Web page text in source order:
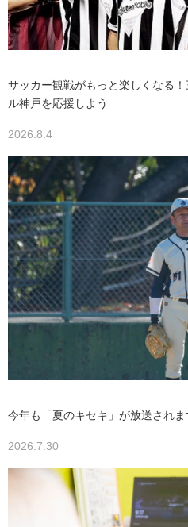
サッカー観戦がもっと楽しくなる
ル神戸を応援しよう
2026.8.4
今年も「夏のキセキ」が放送されま
2026.7.30